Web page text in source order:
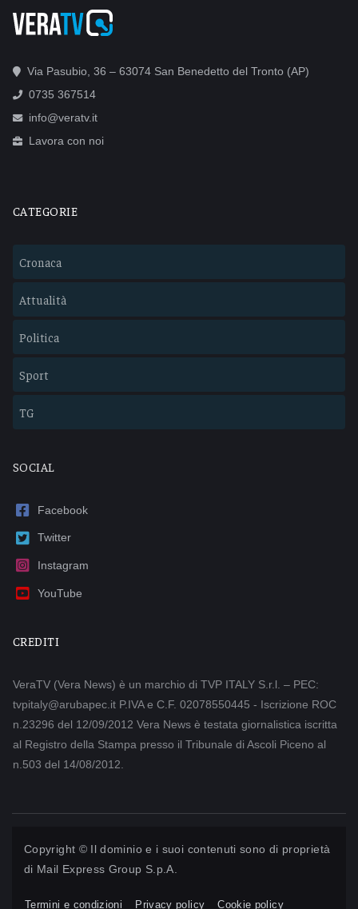
Via Pasubio, 36 – 63074 San Benedetto del Tronto (AP)
0735 367514
info@veratv.it
Lavora con noi
CATEGORIE
Cronaca
Attualità
Politica
Sport
TG
SOCIAL
Facebook
Twitter
Instagram
YouTube
CREDITI
VeraTV (Vera News) è un marchio di TVP ITALY S.r.l. – PEC:
tvpitaly@arubapec.it P.IVA e C.F. 02078550445 - Iscrizione ROC
n.23296 del 12/09/2012 Vera News è testata giornalistica iscritta
al Registro della Stampa presso il Tribunale di Ascoli Piceno al
n.503 del 14/08/2012.
Copyright © Il dominio e i suoi contenuti sono di proprietà
di Mail Express Group S.p.A.
Termini e condizioni Privacy policy Cookie policy